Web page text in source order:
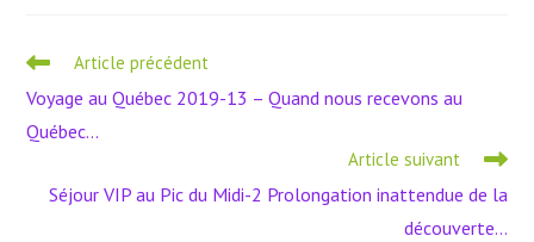
Read
articles
Article précédent
Voyage au Québec 2019-13 – Quand nous recevons au
Québec…
Article suivant
Séjour VIP au Pic du Midi-2 Prolongation inattendue de la
découverte…